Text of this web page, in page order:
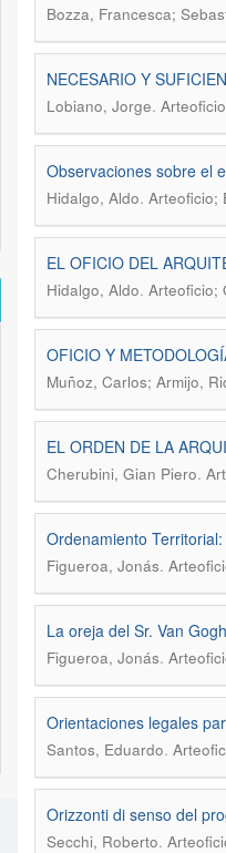
Bozza, Francesca;
NECESARIO Y
Lobiano, Jorge.
Observaciones sobre el
Hidalgo, Aldo. Arteoficio;
EL OFICIO DEL
Hidalgo, Aldo. Arteoficio;
OFICIO Y
Muñoz, Carlos; Armijo,
EL ORDEN DE LA
Cherubini, Gian Piero.
Ordenamiento
Figueroa, Jonás.
La oreja del Sr. Van Gogh
Figueroa, Jonás.
Orientaciones legales
Santos, Eduardo.
Orizzonti di senso del
Secchi, Roberto.